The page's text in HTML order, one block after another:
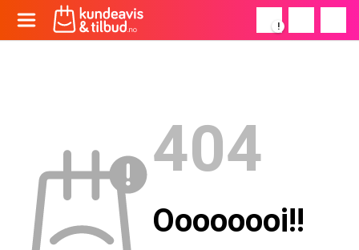
!
404
Oooooooi!!